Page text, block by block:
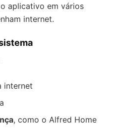
aplicativo em vários
internet.
internet
, como o Alfred Home